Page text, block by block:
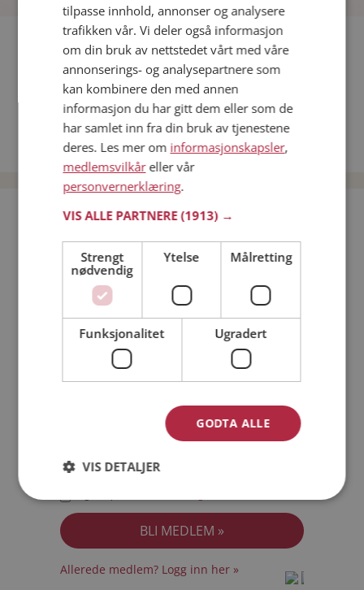
Fler single
Flere singlemenn fra Stad:Inge,Andreas
Kvinner fra Stad
Date kvinner i Norge
Date menn i Norge
Bli medlem gratis!
Jeg er en: Kvinne
Min alder:
Jeg akseptererMedlemsvilkårene
Allerede medlem? Logg inn her »
tilpasse innhold, annonser og analysere
trafikken vår. Vi deler også informasjon
om din bruk av nettstedet vårt med våre
annonserings- og analysepartnere som
kan kombinere den med annen
informasjon du har gitt dem eller som de
har samlet inn fra din bruk av tjenestene
deres. Les mer om informasjonskapsler,
medlemsvilkåreller vår
personvernerklæring.
VIS ALLE PARTNERE(1913) →
Strengt
nødvendig
Ytelse Målretting
Funksjonalitet Ugradert
GODTA ALLE
VIS DETALJER